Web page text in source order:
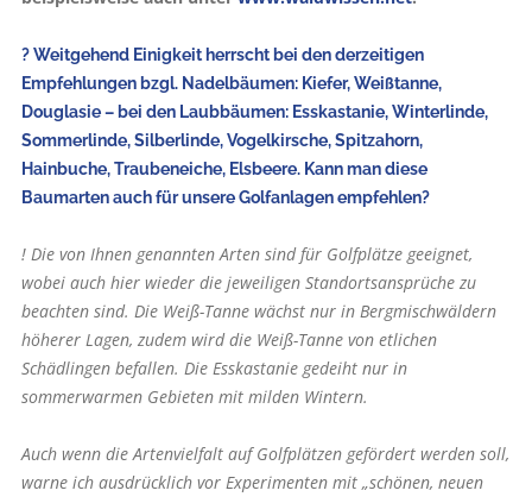
? Weitgehend Einigkeit herrscht bei den derzeitigen
Empfehlungen bzgl. Nadelbäumen: Kiefer, Weißtanne,
Douglasie – bei den Laubbäumen: Esskastanie, Winterlinde,
Sommerlinde, Silberlinde, Vogelkirsche, Spitzahorn,
Hainbuche, Traubeneiche, Elsbeere. Kann man diese
Baumarten auch für unsere Golfanlagen empfehlen?
! Die von Ihnen genannten Arten sind für Golfplätze geeignet,
wobei auch hier wieder die jeweiligen Standortsansprüche zu
beachten sind. Die Weiß-Tanne wächst nur in Bergmischwäldern
höherer Lagen, zudem wird die Weiß-Tanne von etlichen
Schädlingen befallen. Die Esskastanie gedeiht nur in
sommerwarmen Gebieten mit milden Wintern.
Auch wenn die Artenvielfalt auf Golfplätzen gefördert werden soll,
warne ich ausdrücklich vor Experimenten mit „schönen, neuen